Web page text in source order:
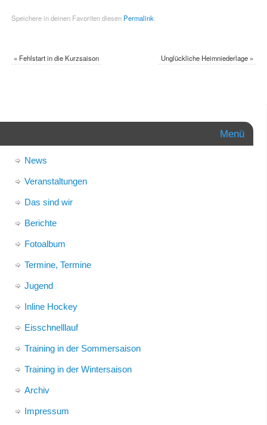
Speichere in deinen Favoriten diesen Permalink
«Fehlstart in die Kurzsaison Unglückliche Heimniederlage »
Menü
News
Veranstaltungen
Das sind wir
Berichte
Fotoalbum
Termine, Termine
Jugend
Inline Hockey
Eisschnelllauf
Training in der Sommersaison
Training in der Wintersaison
Archiv
Impressum